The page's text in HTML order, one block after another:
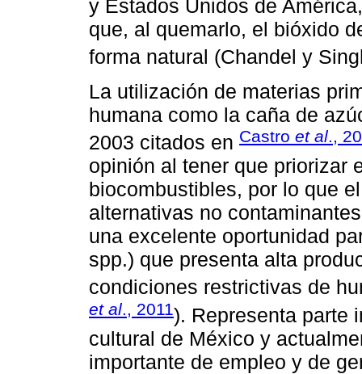
y Estados Unidos de
que, al quemarlo, el bióxido
forma natural (Chandel y
La utilización de materias
humana como la caña de
2003 citados en Castro et al.,
opinión al tener que priorizar
biocombustibles, por lo que
alternativas no
una excelente oportunidad
spp.) que presenta alta
condiciones restrictivas de
et al ., 2011). Representa parte
cultural de México y
importante de empleo y de